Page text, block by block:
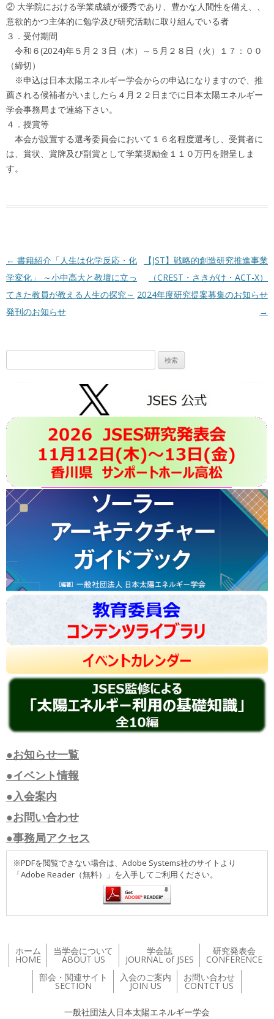
② 大学院における学業成績が優秀であり、豊かな人間性を備え、、
意欲的かつ主体的に勉学及び研究活動に取り組んでいる者
３．受付期間
令和６(2024)年５月２３日（木）～５月２８日（火）１７：００
（締切）
※申込は日本太陽エネルギー学会からの申込になりますので、推
薦される候補者がいましたら４月２２日までに日本太陽エネルギー
学会事務局まで連絡下さい。
４．授賞等
本会が設置する選考委員会において１６名程度選考し、受賞者に
は、賞状、賞牌及び副賞として学業奨励金１１０万円を贈呈しま
す。
投稿ナビゲーション
← 書籍紹介「人生は化学反応・化
学変化」 ～小中高大と教壇に立っ
てきた教員が教える人生の探究～
発刊のお知らせ
【JST】戦略的創造研究推進事業
（CREST・さきがけ・ACT-X）
2024年度研究提案募集のお知らせ
→
索:
●お知らせ一覧
●イベント情報
●入会案内
●お問い合わせ
●事務局アクセス
※PDFを閲覧できない場合は、Adobe Systems社のサイトより
「Adobe Reader（無料）」を入手してご利用ください。
ホーム
HOME
当学会について
ABOUT US
学会誌
JOURNAL of JSES
研究発表会
CONFERENCE
部会・関連サイト
SECTION
入会のご案内
JOIN US
お問い合わせ
CONTCT US
一般社団法人日本太陽エネルギー学会